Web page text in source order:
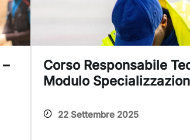
Corso Responsabile
Modulo
22 Settembre 2025